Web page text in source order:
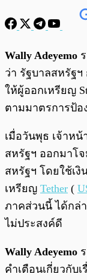
Wally Adeyemo
ว่า รัฐบาลสหรัฐ
ให้ผู้ออกเหรียญ
ตามมาตรการป้อ
เมื่อวันพุธ เจ้าห
สหรัฐฯ ออกมาโ
สหรัฐฯ โดยใช้เ
เหรียญ Tether (
ภาคส่วนนี้ ได้กล่
ไม่ประสงค์ดี
Wally Adeyemo
คำเตือนเกี่ยวกับ